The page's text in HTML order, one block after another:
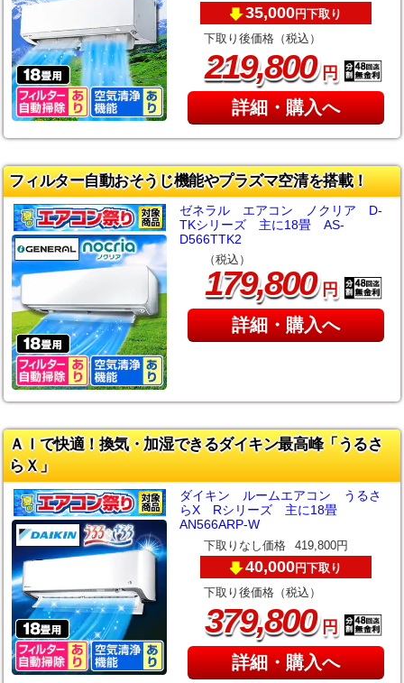
35,000円下取り
下取り後価格（税込）
219,800円
詳細・購入へ
フィルター自動おそうじ機能やプラズマ空清を搭載！
ゼネラル エアコン ノクリア D-
TKシリーズ 主に18畳 AS-
D566TTK2
（税込）
179,800円
詳細・購入へ
ＡＩで快適！換気・加湿できるダイキン最高峰「うるさ
らＸ」
ダイキン ルームエアコン うるさ
らX Rシリーズ 主に18畳
AN566ARP-W
下取りなし価格 419,800円
40,000円下取り
下取り後価格（税込）
379,800円
詳細・購入へ